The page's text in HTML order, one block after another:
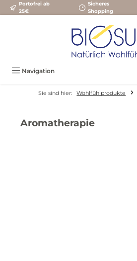
Zum Hauptinhalt springen
Portofrei ab
25€
Sicheres
Shopping
Navigation
Sie sind hier: Wohlfühlprodukte
Aromatherapie